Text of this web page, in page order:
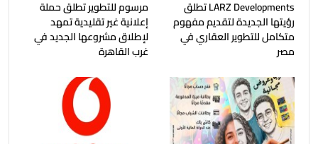
LARZ Developments تطلق
رؤيتها الجديدة لتقديم مفهوم
متكامل للتطوير العقاري في
مصر
مرسوم للتطوير تطلق حملة
إعلانية غير تقليدية تمهد
لإطلاق مشروعها الجديد في
غرب القاهرة